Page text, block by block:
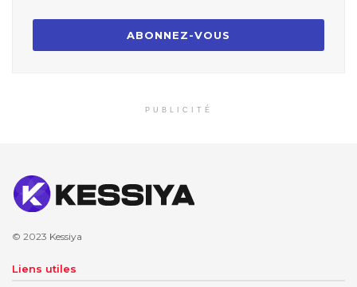
PUBLICITÉ
© 2023 Kessiya
Liens utiles